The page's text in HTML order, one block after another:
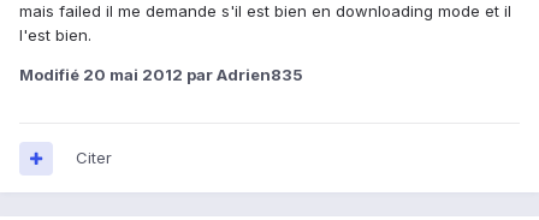
mais failed il me demande s'il est bien en downloading mode et il
l'est bien.
Modifié 20 mai 2012 par Adrien835
Citer